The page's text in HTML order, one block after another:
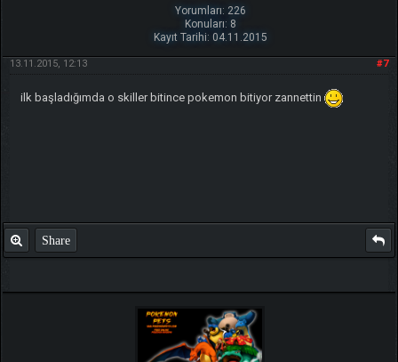
Yorumları: 226
Konuları: 8
Kayıt Tarihi: 04.11.2015
#7
13.11.2015, 12:13
ilk başladığımda o skiller bitince pokemon bitiyor zannettin
Share